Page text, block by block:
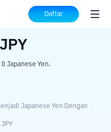
Daftar
ALPACA ke JPY
JPY
Japanese Yen.
Japanese Yen Dengan
JPY